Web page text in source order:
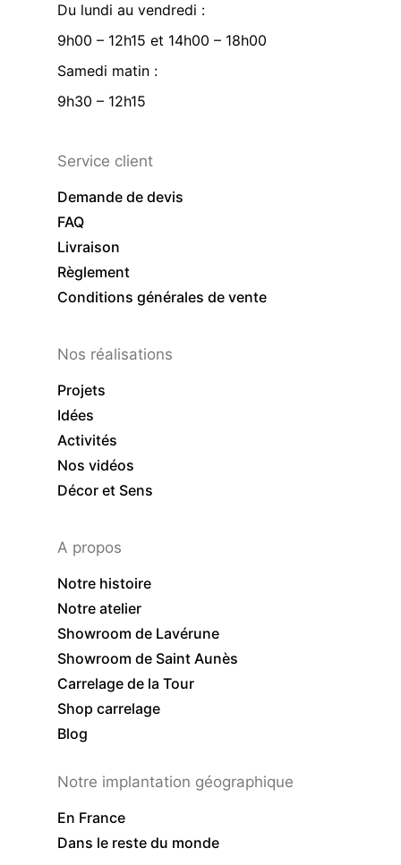
Du lundi au vendredi :
9h00 – 12h15 et 14h00 – 18h00
Samedi matin :
9h30 – 12h15
Service client
Demande de devis
FAQ
Livraison
Règlement
Conditions générales de vente
Nos réalisations
Projets
Idées
Activités
Nos vidéos
Décor et Sens
A propos
Notre histoire
Notre atelier
Showroom de Lavérune
Showroom de Saint Aunès
Carrelage de la Tour
Shop carrelage
Blog
Notre implantation géographique
En France
Dans le reste du monde